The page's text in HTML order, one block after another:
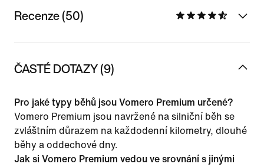
Recenze (50)
ČASTÉ DOTAZY (9)
Pro jaké typy běhů jsou Vomero Premium určené?
Vomero Premium jsou navržené na silniční běh se
zvláštním důrazem na každodenní kilometry, dlouhé
běhy a oddechové dny.
Jak si Vomero Premium vedou ve srovnání s jinými